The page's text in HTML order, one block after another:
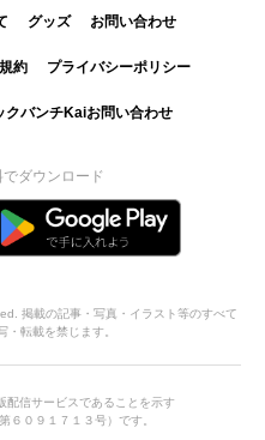
グッズ お問い合わせ
約 プライバシーポリシー
クバンチKaiお問い合わせ
ダウンロード
掲載の記事・写真・イラスト等のすべて
・転載を禁じます。
配信サービスであることを示す
６０９１７１３号）です。